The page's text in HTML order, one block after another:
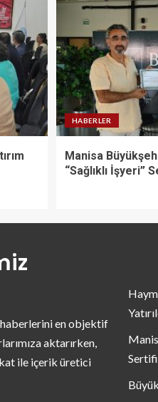
HABERLER
Manisa
“Sağlıklı İşyeri”
en objektif
aktarırken,
ile içerik üretici